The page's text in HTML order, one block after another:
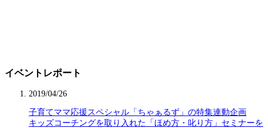
イベントレポート
2019/04/26
子育てママ応援スペシャル「ちゃぁるず」の特集連動企画
キッズコーチングを取り入れた「ほめ方・叱り方」セミナーを